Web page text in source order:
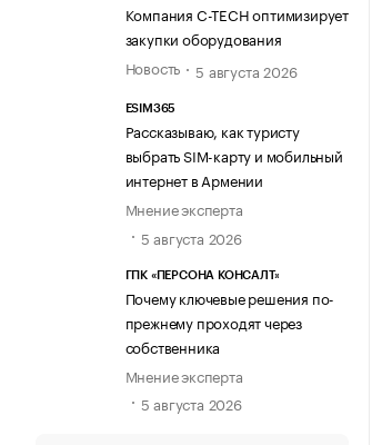
Компания C-TECH оптимизирует
закупки оборудования
Новость
5 августа 2026
ESIM365
Рассказываю, как туристу
выбрать SIM-карту и мобильный
интернет в Армении
Мнение эксперта
5 августа 2026
ГПК «ПЕРСОНА КОНСАЛТ»
Почему ключевые решения по-
прежнему проходят через
собственника
Мнение эксперта
5 августа 2026